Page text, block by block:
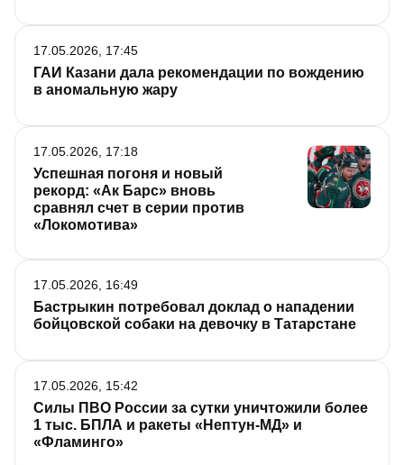
ГАИ Казани дала рекомендации по вождению
в аномальную жару
17.05.2026, 17:45
Успешная погоня и новый
рекорд: «Ак Барс» вновь
сравнял счет в серии против
«Локомотива»
17.05.2026, 17:18
Бастрыкин потребовал доклад о нападении
бойцовской собаки на девочку в Татарстане
17.05.2026, 16:49
Силы ПВО России за сутки уничтожили более
1 тыс. БПЛА и ракеты «Нептун-МД» и
«Фламинго»
17.05.2026, 15:42